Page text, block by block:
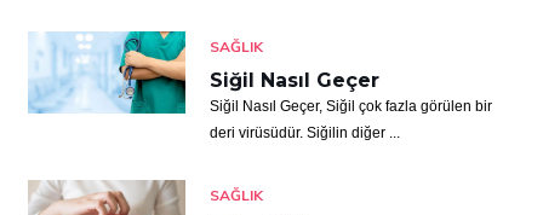
SAĞLIK
Siğil Nasıl Geçer
Siğil Nasıl Geçer, Siğil çok fazla görülen bir
deri virüsüdür. Siğilin diğer ...
SAĞLIK